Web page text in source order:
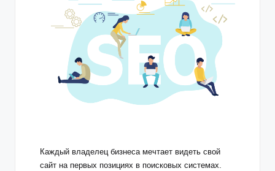
Каждый владелец бизнеса мечтает видеть свой
сайт на первых позициях в поисковых системах.